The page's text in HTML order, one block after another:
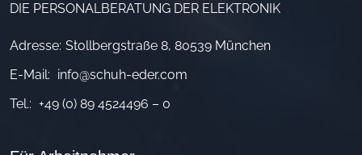
DIE PERSONALBERATUNG DER ELEKTRONIK
Adresse: Stollbergstraße 8, 80539 München
E-Mail: info@schuh-eder.com
Tel.: +49 (0) 89 4524496 – 0